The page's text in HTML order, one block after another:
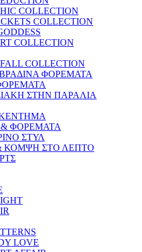
COLLECTION
COLLECTION
COLLECTION
COLLECTION
ΦΟΡΕΜΑΤΑ
ΣΤΗΝ ΠΑΡΑΛΙΑ
ΦΟΡΕΜΑΤΑ
ΣΤΥΛ
ΚΟΜΨΗ ΣΤΟ ΛΕΠΤΟ
LOVE